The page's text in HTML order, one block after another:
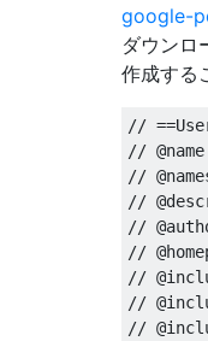
google-
ダウンロ
作成する
//
//
//
//
//
//
//
//
//